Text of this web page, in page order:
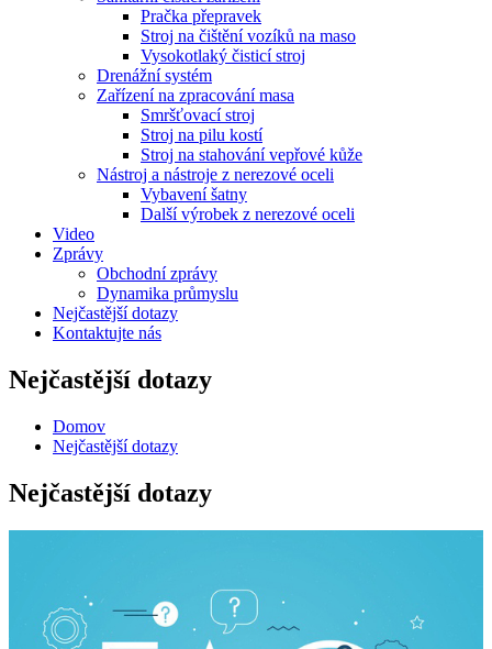
Pračka přepravek
Stroj na čištění vozíků na maso
Vysokotlaký čisticí stroj
Drenážní systém
Zařízení na zpracování masa
Smršťovací stroj
Stroj na pilu kostí
Stroj na stahování vepřové kůže
Nástroj a nástroje z nerezové oceli
Vybavení šatny
Další výrobek z nerezové oceli
Video
Zprávy
Obchodní zprávy
Dynamika průmyslu
Nejčastější dotazy
Kontaktujte nás
Nejčastější dotazy
Domov
Nejčastější dotazy
Nejčastější dotazy